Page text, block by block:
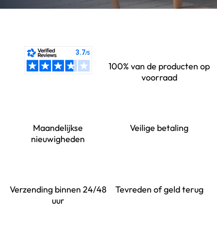
100% van de producten op
voorraad
Maandelijkse
nieuwigheden
Veilige betaling
Verzending binnen 24/48
uur
Tevreden of geld terug